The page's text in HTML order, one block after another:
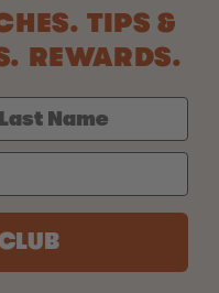
TIPS &
REWARDS.